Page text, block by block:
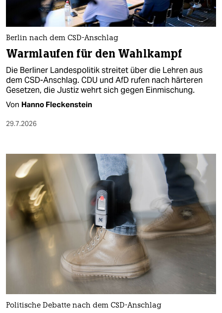
Berlin nach dem CSD-Anschlag
Warmlaufen für den Wahlkampf
Die Berliner Landespolitik streitet über die Lehren aus
dem CSD-Anschlag. CDU und AfD rufen nach härteren
Gesetzen, die Justiz wehrt sich gegen Einmischung.
Von Hanno Fleckenstein
29.7.2026
Politische Debatte nach dem CSD-Anschlag